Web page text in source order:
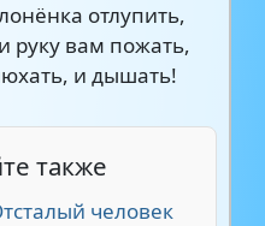
отлупить,
руку вам пожать,
и дышать!
также
человек